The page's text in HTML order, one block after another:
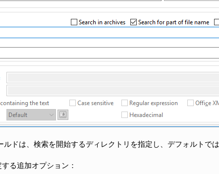
ルドは、検索を開始するディレクトリを指定し、デフォルトで
る追加オプション：